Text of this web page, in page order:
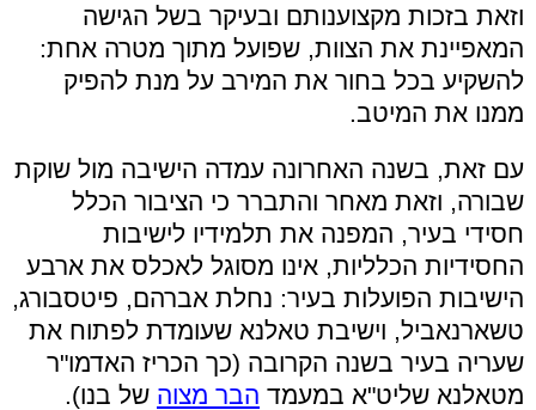
וזאת בזכות מקצוענותם ובעיקר בשל הגישה
המאפיינת את הצוות, שפועל מתוך מטרה אחת:
להשקיע בכל בחור את המירב על מנת להפיק
ממנו את המיטב.
עם זאת, בשנה האחרונה עמדה הישיבה מול שוקת
שבורה, וזאת מאחר והתברר כי הציבור הכלל
חסידי בעיר, המפנה את תלמידיו לישיבות
החסידיות הכלליות, אינו מסוגל לאכלס את ארבע
הישיבות הפועלות בעיר: נחלת אברהם, פיטסבורג,
טשארנאביל, וישיבת טאלנא שעומדת לפתוח את
שעריה בעיר בשנה הקרובה (כך הכריז האדמו"ר
מטאלנא שליט"א במעמד הבר מצוה של בנו).